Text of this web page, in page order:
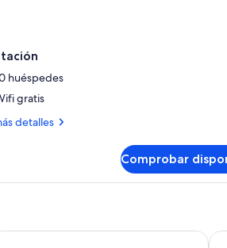
huéspedes
gratis
detalles
Comprobar
para 4 personas
Urbano & Terraza privada .